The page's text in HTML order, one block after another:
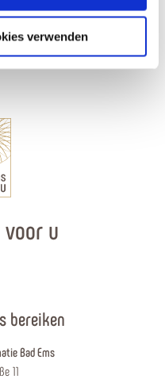
verwenden
u
bereiken
Bad Ems
11